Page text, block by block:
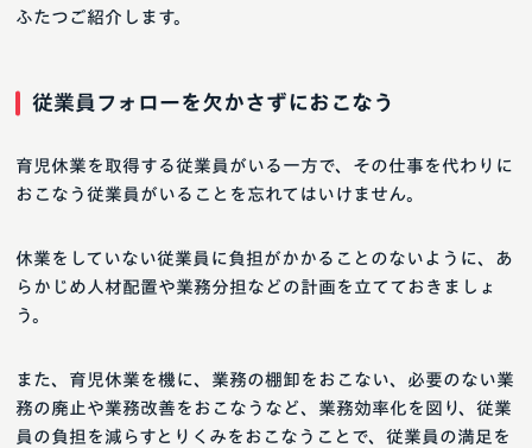
ふたつご紹介します。
従業員フォローを欠かさずにおこなう
育児休業を取得する従業員がいる一方で、その仕事を代わりに
おこなう従業員がいることを忘れてはいけません。
休業をしていない従業員に負担がかかることのないように、あ
らかじめ人材配置や業務分担などの計画を立てておきましょ
う。
また、育児休業を機に、業務の棚卸をおこない、必要のない業
務の廃止や業務改善をおこなうなど、業務効率化を図り、従業
員の負担を減らすとりくみをおこなうことで、従業員の満足を